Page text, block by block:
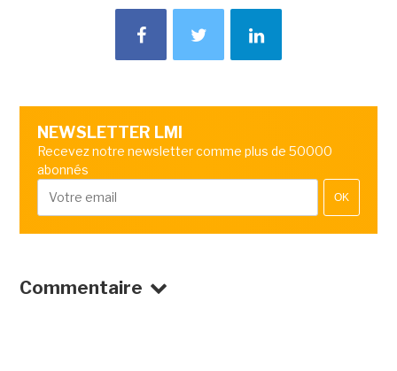
NEWSLETTER LMI
Recevez notre newsletter comme plus de 50000
abonnés
OK
Commentaire